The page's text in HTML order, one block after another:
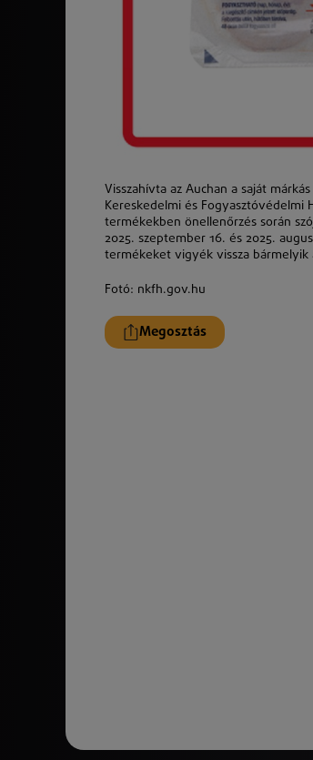
Visszahívta az Auchan a saját
Kereskedelmi és
termékekben önellenőrzés során
2025. szeptember 16. és 2025.
termékeket vigyék vissza bármelyik
Fotó: nkfh.gov.hu
Megosztás